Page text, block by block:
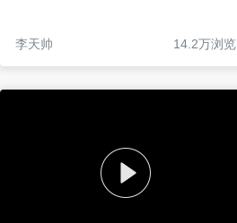
李天帅 14.2万浏览